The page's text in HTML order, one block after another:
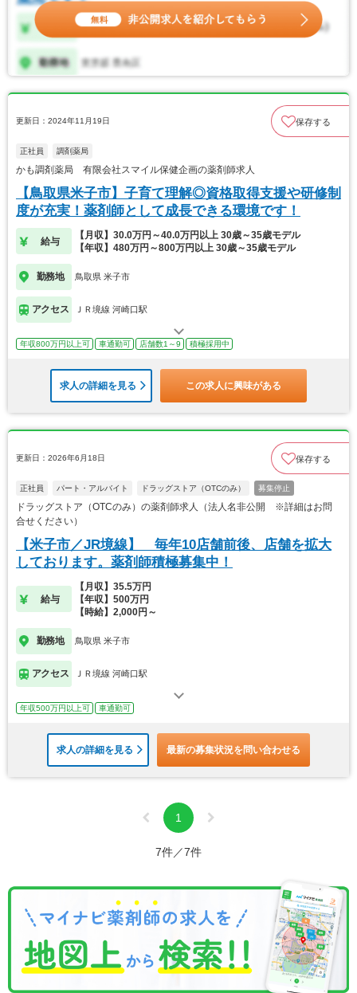
更新日：2024年11月19日 保存する
正社員 調剤薬局
かも調剤薬局 有限会社スマイル保健企画の薬剤師求人
【鳥取県米子市】子育て理解◎資格取得支援や研修制
度が充実！薬剤師として成長できる環境です！
給与
【月収】30.0万円～40.0万円以上 30歳～35歳モデル
【年収】480万円～800万円以上 30歳～35歳モデル
勤務地 鳥取県 米子市
アクセス ＪＲ境線 河崎口駅
年収800万円以上可 車通勤可 店舗数1～9 積極採用中
求人の詳細を見る この求人に興味がある
更新日：2026年6月18日 保存する
正社員 パート・アルバイト ドラッグストア（OTCのみ） 募集停止
ドラッグストア（OTCのみ）の薬剤師求人（法人名非公開 ※詳細はお問
合せください）
【米子市／JR境線】 毎年10店舗前後、店舗を拡大
しております。薬剤師積極募集中！
給与
【月収】35.5万円
【年収】500万円
【時給】2,000円～
勤務地 鳥取県 米子市
アクセス ＪＲ境線 河崎口駅
年収500万円以上可 車通勤可
求人の詳細を見る 最新の募集状況を問い合わせる
1
7件／7件